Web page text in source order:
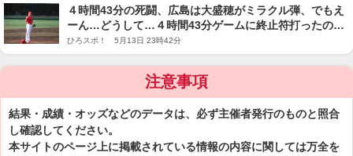
４時間43分の死闘、広島は大盛穂がミラクル弾、でもえ
ーん…どうして…４時間43分ゲームに終止符打ったのは
坂本勇人の300号弾…
ひろスポ！ 5月13日 23時42分
注意事項
結果・成績・オッズなどのデータは、必ず主催者発行のものと照合
し確認してください。
本サイトのページ上に掲載されている情報の内容に関しては万全を